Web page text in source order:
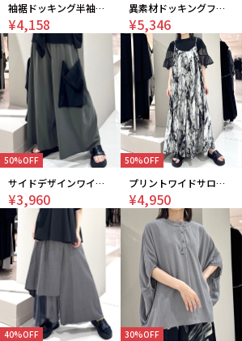
袖裾ドッキング半袖カットソー
¥4,158
異素材ドッキングフレアパンツ
¥5,346
50%OFF
サイドデザインワイドパンツ
¥3,960
50%OFF
プリントワイドサロペット
¥4,950
40%OFF 30%OFF